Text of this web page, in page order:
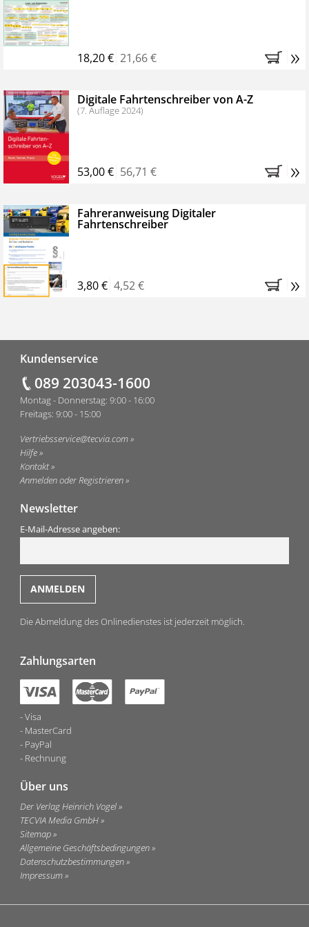
Bestellen Sie jetzt das VerkehrsRundschau Profipaket im
Kennenlern-Abo für zwei Monate (inkl. der derzeitig
Monaten brauchen Sie nichts weiter tun, das
Abonnement endet automatisch, es entstehen keine
weiteren Verpflichtungen.
18,20 € 21,66 € »
Digitale Fahrtenschreiber von A-Z
(7. Auflage 2024)
53,00 € 56,71 € »
Fahreranweisung Digitaler
Fahrtenschreiber
3,80 € 4,52 € »
Kundenservice
089 203043-1600
Montag - Donnerstag: 9:00 - 16:00
Freitags: 9:00 - 15:00
Vertriebsservice@tecvia.com
Hilfe
Kontakt
Anmelden oder Registrieren
Newsletter
E-Mail-Adresse angeben:
Die Abmeldung des Onlinedienstes ist jederzeit möglich.
Zahlungsarten
Visa
MasterCard
PayPal
Rechnung
Über uns
Der Verlag Heinrich Vogel
TECVIA Media GmbH
Sitemap
Allgemeine Geschäftsbedingungen
Datenschutzbestimmungen
Impressum